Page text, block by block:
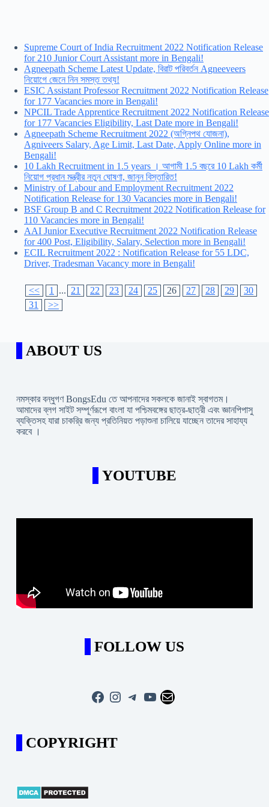
Supreme Court of India Recruitment 2022 Notification Release
for 210 Junior Court Assistant more in Bengali!
Agneepath Scheme Latest Update, বিরাট পরিবর্তন Agneeveers
নিয়োগে জেনে নিন সমস্ত তথ্য!
ESIC Assistant Professor Recruitment 2022 Notification Release
for 177 Vacancies more in Bengali!
NPCIL Trade Apprentice Recruitment 2022 Notification Release
for 177 Vacancies Eligibility, Last Date more in Bengali!
Agneepath Scheme Recruitment 2022 (অগ্নিপথ যোজনা),
Agniveers Salary, Age Limit, Last Date, Apply Online more in
Bengali!
10 Lakh Recruitment in 1.5 years । আগামী 1.5 বছরে 10 Lakh কর্মী
নিয়োগ প্রধান মন্ত্রীর নতুন ঘোষণা, জানুন বিস্তারিত!
Ministry of Labour and Employment Recruitment 2022
Notification Release for 130 Vacancies more in Bengali!
BSF Group B and C Recruitment 2022 Notification Release for
110 Vacancies more in Bengali!
AAI Junior Executive Recruitment 2022 Notification Release
for 400 Post, Eligibility, Salary, Selection more in Bengali!
ECIL Recruitment 2022 : Notification Release for 55 LDC,
Driver, Tradesman Vacancy more in Bengali!
<< 1 ... 21 22 23 24 25 26 27 28 29
30
31
>>
ABOUT US
নমস্কার বন্ধুগণ BongsEdu তে আপনাদের সকলকে জানাই স্বাগতম।
আমাদের ব্লগ সাইট সম্পূর্ণরূপে বাংলা যা পশ্চিমবঙ্গের ছাত্র-ছাত্রী এবং জ্ঞানপিপাসু
ব্যক্তিসহ যারা চাকরি্র জন্য প্রতিনিয়ত পড়াশুনা চালিয়ে যাচ্ছেন তাদের সাহায্য
করবে ।
YOUTUBE
FOLLOW US
Facebook
Instagram
Telegram
YouTube
Mail
COPYRIGHT